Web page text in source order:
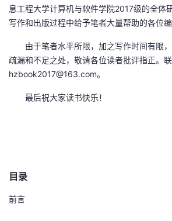
息工程大学计算机与软件学院2017级的全体
写作和出版过程中给予笔者大量帮助的各位编
由于笔者水平所限，加之写作时间有限，
疏漏和不足之处，敬请各位读者批评指正。联
hzbook2017@163.com。
最后祝大家读书快乐！
目录
前言